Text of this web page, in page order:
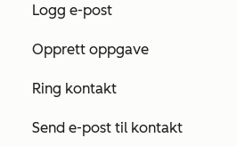
Logg e-post
Opprett oppgave
Ring kontakt
Send e-post til kontakt